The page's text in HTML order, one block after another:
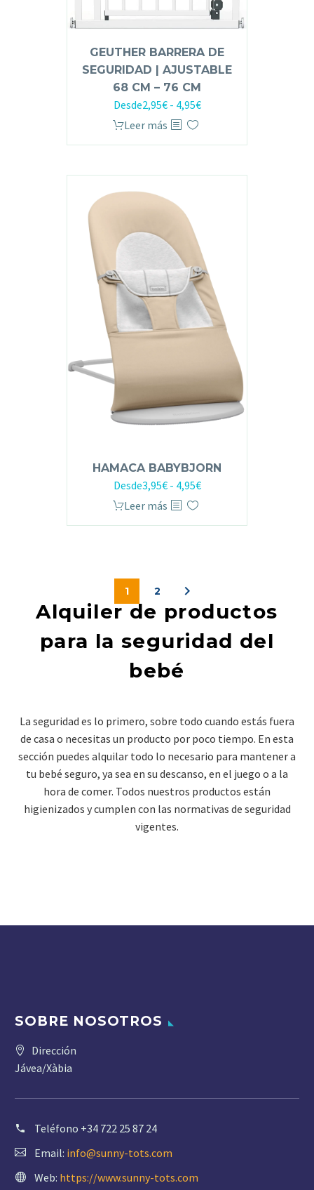
GEUTHER BARRERA DE
SEGURIDAD | AJUSTABLE
68 CM – 76 CM
Desde2,95€- 4,95€
Leer más
HAMACA BABYBJORN
Desde3,95€- 4,95€
Leer más
1 2
Alquiler de productos
para la seguridad del
bebé
La seguridad es lo primero, sobre todo cuando estás fuera
de casa o necesitas un producto por poco tiempo. En esta
sección puedes alquilar todo lo necesario para mantener a
tu bebé seguro, ya sea en su descanso, en el juego o a la
hora de comer. Todos nuestros productos están
higienizados y cumplen con las normativas de seguridad
vigentes.
SOBRE NOSOTROS
Dirección
Jávea/Xàbia
Teléfono +34 722 25 87 24
Email: info@sunny-tots.com
Web: https://www.sunny-tots.com